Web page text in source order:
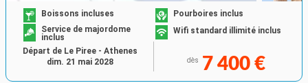
Boissons incluses
Pourboires inclus
Service de majordome
inclus
Wifi standard illimité inclus
dès 7 400 €
Départ de Le Piree - Athenes
dim. 21 mai 2028